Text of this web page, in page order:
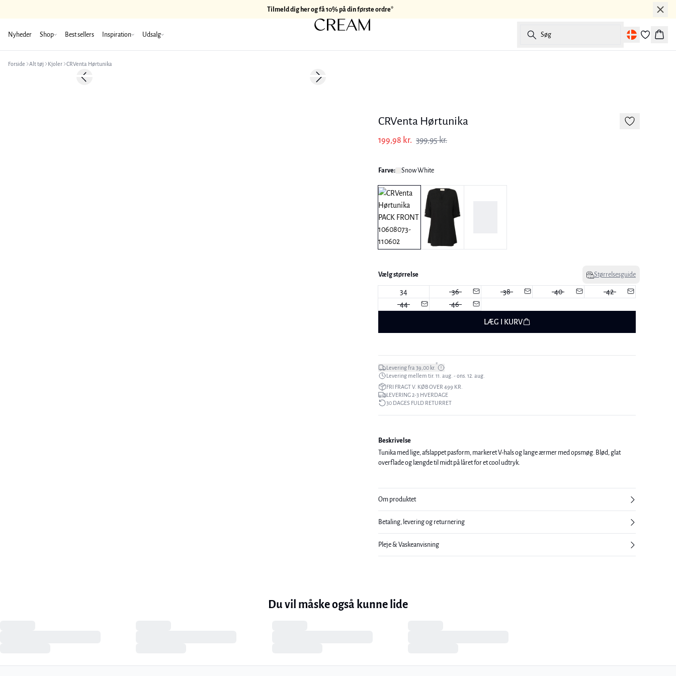
Tilmeld dig her og få 10% på din første ordre*
Nyheder Shop Best sellers Inspiration Udsalg Søg
Kurv
Forside Alt tøj Kjoler CRVenta Hørtunika
-50%Previous slide Next slide
CRVenta Hørtunika
199,98 kr. 399,95 kr.
Farve: Snow White
Vælg størrelse Størrelsesguide
34 36 38 40
42
44
46
LÆG I KURV
Levering fra 39,00 kr.*
Levering mellem tir. 11. aug. - ons. 12. aug.
FRI FRAGT V. KØB OVER 499 KR.
LEVERING 2-3 HVERDAGE
30 DAGES FULD RETURRET
Beskrivelse
Tunika med lige, afslappet pasform, markeret V-hals og lange ærmer med opsmøg. Blød, glat
overflade og længde til midt på låret for et cool udtryk.
Om produktet
Betaling, levering og returnering
Pleje & Vaskeanvisning
Du vil måske også kunne lide